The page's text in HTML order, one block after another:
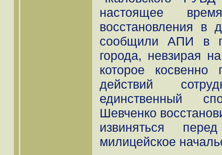
настоящее
восстановления в
сообщили АПИ в
города, невзирая
которое косвенно
действий
единственный
Шевченко
извиняться
милицейское